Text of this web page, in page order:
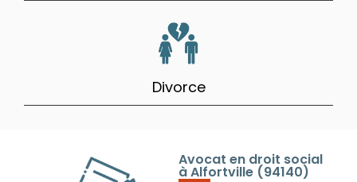
Divorce
Avocat en droit social
à Alfortville (94140)